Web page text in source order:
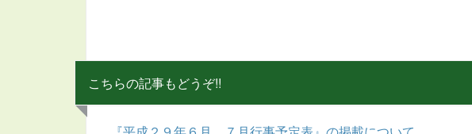
こちらの記事もどうぞ!!